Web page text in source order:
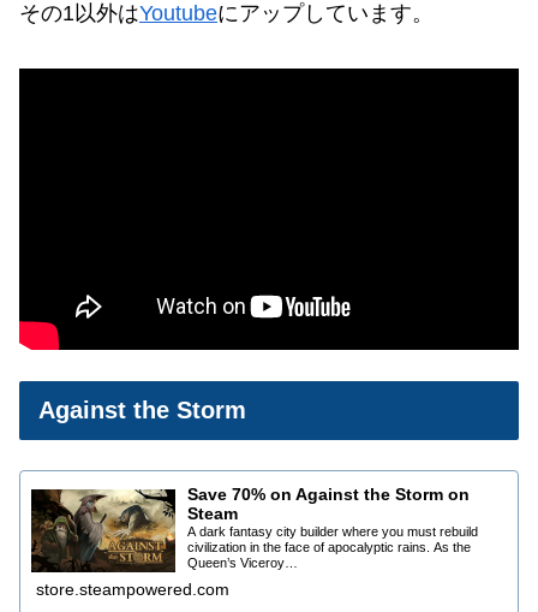
その1以外はYoutubeにアップしています。
Against the Storm
Save 70% on Against the Storm on
Steam
A dark fantasy city builder where you must rebuild
civilization in the face of apocalyptic rains. As the
Queen’s Viceroy…
store.steampowered.com